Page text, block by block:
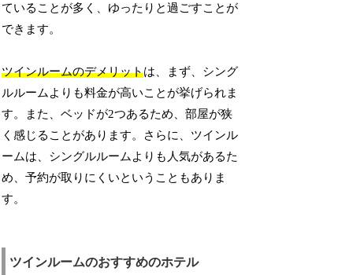
ていることが多く、ゆったりと過ごすことが
できます。
ツインルームのデメリットは、まず、シング
ルルームよりも料金が高いことが挙げられま
す。また、ベッドが2つあるため、部屋が狭
く感じることがあります。さらに、ツインル
ームは、シングルルームよりも人気があるた
め、予約が取りにくいということもありま
す。
ツインルームのおすすめのホテル